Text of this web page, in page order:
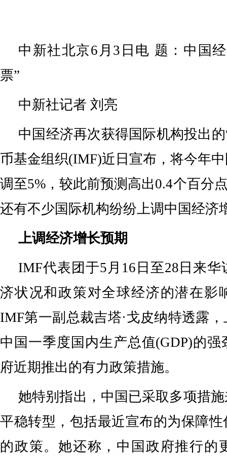
中新社北京6月3日电 题：中国
票”
中新社记者 刘亮
中国经济再次获得国际机构投出
币基金组织(IMF)近日宣布，将今年
调至5%，较此前预测高出0.4个百分
还有不少国际机构纷纷上调中国经济
上调经济增长预期
IMF代表团于5月16日至28日来
济状况和政策对全球经济的潜在影
IMF第一副总裁吉塔·戈皮纳特透露
中国一季度国内生产总值(GDP)的
府近期推出的有力政策措施。
她特别指出，中国已采取多项措
平稳转型，包括最近宣布的为保障
的政策。她还称，中国政府推行的